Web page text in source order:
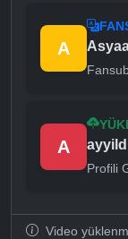
A
A
Profili
Video